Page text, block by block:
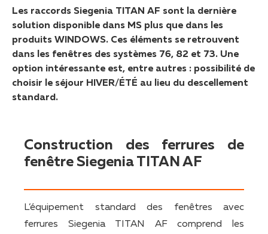
Les raccords Siegenia TITAN AF sont la dernière
solution disponible dans MS plus que dans les
produits WINDOWS. Ces éléments se retrouvent
dans les fenêtres des systèmes 76, 82 et 73. Une
option intéressante est, entre autres : possibilité de
choisir le séjour HIVER/ÉTÉ au lieu du descellement
standard.
Construction des ferrures de
fenêtre Siegenia TITAN AF
L’équipement standard des fenêtres avec
ferrures Siegenia TITAN AF comprend les